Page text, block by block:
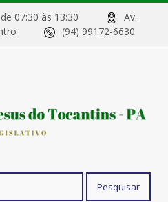
de 07:30 às 13:30
Av.
(94) 99172-6630